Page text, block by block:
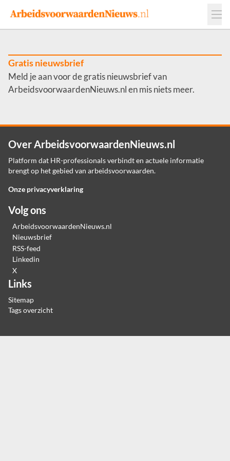
Events
Adverteren
Werkgevers
Contact
Gratis nieuwsbrief
Meld je aan voor de gratis nieuwsbrief van
ArbeidsvoorwaardenNieuws.nl en mis niets meer.
Over ArbeidsvoorwaardenNieuws.nl
Platform dat HR-professionals verbindt en actuele informatie
brengt op het gebied van arbeidsvoorwaarden.
Onze privacyverklaring
Volg ons
ArbeidsvoorwaardenNieuws.nl
Nieuwsbrief
RSS-feed
Linkedin
X
Links
Sitemap
Tags overzicht